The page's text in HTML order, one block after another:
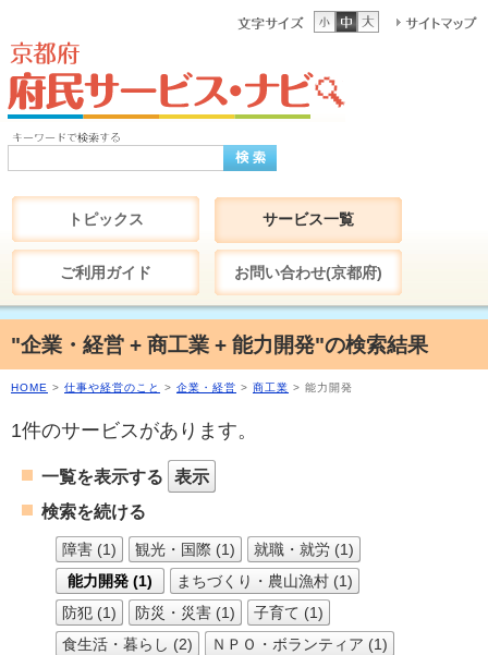
トピックス サービス一覧
ご利用ガイド お問い合わせ(京都府)
"企業・経営 + 商工業 + 能力開発"の検索結果
HOME > 仕事や経営のこと > 企業・経営 > 商工業 > 能力開発
1件のサービスがあります。
一覧を表示する
表示
検索を続ける
障害 (1) 観光・国際 (1)
就職・就労 (1)
能力開発 (1)
まちづくり・農山漁村 (1)
防犯 (1)
防災・災害 (1)
子育て (1)
食生活・暮らし (2)
ＮＰＯ・ボランティア (1)